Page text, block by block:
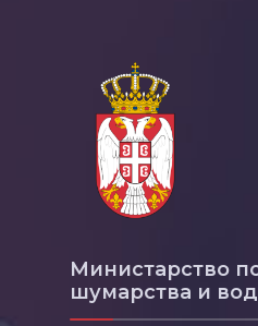
Министарство
шумарства и